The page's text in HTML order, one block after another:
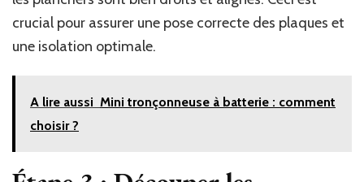
crucial pour assurer une pose correcte des plaques et
une isolation optimale.
A lire aussi Mini tronçonneuse à batterie : comment
choisir ?